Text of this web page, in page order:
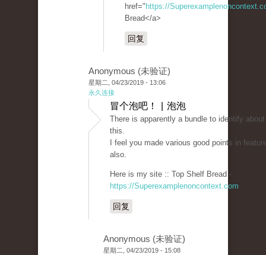
href=" https://
Bread</a>
回复
Anonymous (未验证)
星期二, 04/23/2019 - 13:06
永久连接
冒个泡吧！ | 泡泡
There is apparently a bundle to identify about
this.
I feel you made various good points in
also.
Here is my site :: Top Shelf Bread -
https://Superexamplenoncontext.com
回复
Anonymous (未验证)
星期二, 04/23/2019 - 15:08